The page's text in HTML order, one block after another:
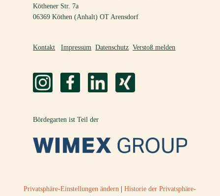
Köthener Str. 7a
06369 Köthen (Anhalt) OT Arensdorf
Kontakt Impressum Datenschutz Verstoß melden
Bördegarten ist Teil der
Privatsphäre-Einstellungen ändern |Historie der Privatsphäre-